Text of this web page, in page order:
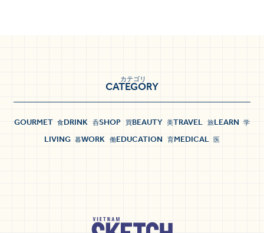
CATEGORY
カテゴリ
GOURMET 食DRINK 呑SHOP 買BEAUTY 美TRAVEL 旅LEARN 学
LIVING 暮WORK 働EDUCATION 育MEDICAL 医